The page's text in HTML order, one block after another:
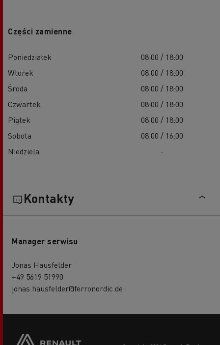
Części zamienne
Poniedziałek
08:00 / 18:00
Wtorek
08:00 / 18:00
Środa
08:00 / 18:00
Czwartek
08:00 / 18:00
Piątek
08:00 / 18:00
Sobota
08:00 / 16:00
Niedziela
-
Kontakty
Manager serwisu
Jonas Hausfelder
+49 5619 51990
jonas.hausfelder@ferronordic.de